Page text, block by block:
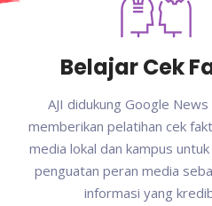
Belajar Cek
AJI didukung Google
memberikan pelatihan cek
media lokal dan kampus
penguatan peran media
informasi yang